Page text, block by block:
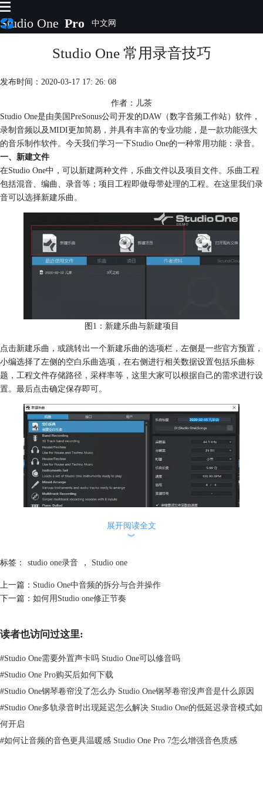
Studio One Pro
插件
服务
购买
Studio One 常用录音技巧
发布时间：2020-03-17 17: 26: 08
作者：儿茶
Studio One是由美国PreSonus公司开发的DAW（数字音频工作站）软件，
录制音频以及MIDI更加简易，并具有丰富的专业功能，是一款功能强大
的音乐制作软件。今天我们学习一下Studio One的一种常用功能：录音。
一、新建文件
在Studio One中，可以新建两种文件，乐曲文件以及项目文件。乐曲工程
包括混音、编曲、录音等；项目工程即做母带处理的工程。在这里我们录
音可以选择新建乐曲。
图1：新建乐曲与新建项目
点击新建乐曲，或跳转出一个新建乐曲的选项栏，左侧是一些官方预置，
小编选择了左侧的空白乐曲选项，在右侧进行相关数据设置包括乐曲标
题，工程文件存储路径，采样率等，这里大家可以根据自己的需求进行设
置。最后点击确定保存即可。
图2：新建空白乐曲
无论是乐曲文件还是项目文件，我们都可以在页面的左上角找到文件，选
保存。当然也要记得设置自动保存时间间隔，这样在我们忘记保存时，软
件也会自动对文件进行保存，避免一些特殊情况文件的丢失。
展开阅读全文
︾
标签： studio one录音 ， Studio one
上一篇： Studio One中音频的拆分与合并操作
下一篇： 如何用Studio one修正节奏
读者也访问过这里:
#Studio One需要外置声卡吗 Studio One可以修音吗
#Studio One Pro购买后如何下载
#Studio One钢琴卷帘没了怎么办 Studio One钢琴卷帘没声音是什么原因
#Studio One多轨录音时出现延迟怎么解决 Studio One的低延迟录音模式如
何开启
#如何让音频的音色更具温暖感 Studio One Pro 7怎么增强音色质感